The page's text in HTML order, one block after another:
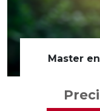
Master